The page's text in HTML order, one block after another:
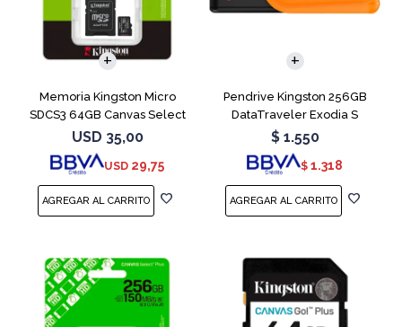
Memoria Kingston Micro
SDCS3 64GB Canvas Select
Plus
USD 35,00
USD 29,75
Pendrive Kingston 256GB
DataTraveler Exodia S
Naranja
$ 1.550
$ 1.318